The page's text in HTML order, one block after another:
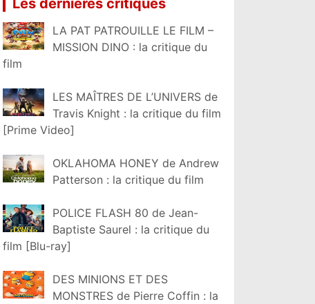
Les dernières critiques
LA PAT PATROUILLE LE FILM –
MISSION DINO : la critique du
film
LES MAÎTRES DE L’UNIVERS de
Travis Knight : la critique du film
[Prime Video]
OKLAHOMA HONEY de Andrew
Patterson : la critique du film
POLICE FLASH 80 de Jean-
Baptiste Saurel : la critique du
film [Blu-ray]
DES MINIONS ET DES
MONSTRES de Pierre Coffin : la